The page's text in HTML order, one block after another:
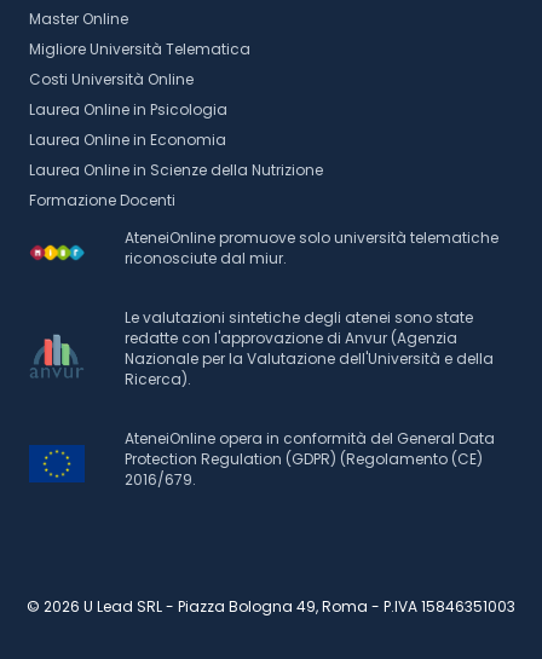
Master Online
Migliore Università Telematica
Costi Università Online
Laurea Online in Psicologia
Laurea Online in Economia
Laurea Online in Scienze della Nutrizione
Formazione Docenti
AteneiOnline promuove solo università telematiche
riconosciute dal miur.
Le valutazioni sintetiche degli atenei sono state
redatte con l'approvazione di Anvur (Agenzia
Nazionale per la Valutazione dell'Università e della
Ricerca).
AteneiOnline opera in conformità del General Data
Protection Regulation (GDPR) (Regolamento (CE)
2016/679.
© 2026 U Lead SRL - Piazza Bologna 49, Roma - P.IVA 15846351003